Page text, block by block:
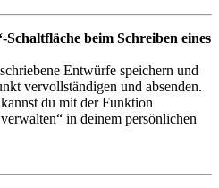
beim Schreiben eines
Entwürfe speichern und
vervollständigen und absenden.
du mit der Funktion
in deinem persönlichen